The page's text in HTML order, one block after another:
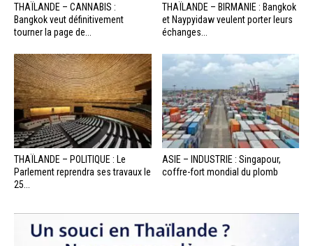
THAÏLANDE – CANNABIS :
Bangkok veut définitivement
tourner la page de...
THAÏLANDE – BIRMANIE : Bangkok
et Naypyidaw veulent porter leurs
échanges...
THAÏLANDE – POLITIQUE : Le
Parlement reprendra ses travaux le
25...
ASIE – INDUSTRIE : Singapour,
coffre-fort mondial du plomb